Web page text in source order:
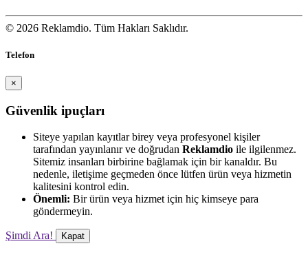
© 2026 Reklamdio. Tüm Hakları Saklıdır.
Telefon
×
Güvenlik ipuçları
Siteye yapılan kayıtlar birey veya profesyonel kişiler
tarafından yayınlanır ve doğrudan Reklamdio ile ilgilenmez.
Sitemiz insanları birbirine bağlamak için bir kanaldır. Bu
nedenle, iletişime geçmeden önce lütfen ürün veya hizmetin
kalitesini kontrol edin.
Önemli: Bir ürün veya hizmet için hiç kimseye para
göndermeyin.
Şimdi Ara! Kapat